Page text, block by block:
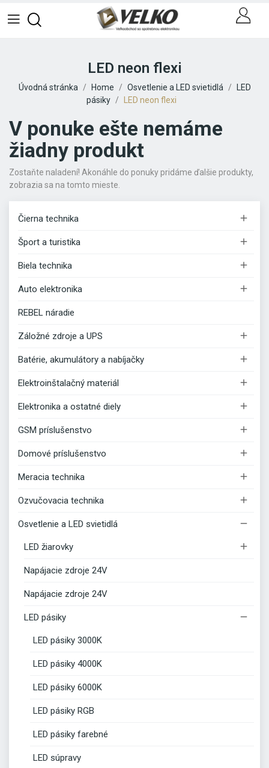
Čierna technika 
Šport a turistika 
Biela technika 
Auto elektronika 
REBEL náradie
Záložné zdroje a UPS 
Batérie, akumulátory a nabíjačky 
Elektroinštalačný materiál 
Elektronika a ostatné diely 
GSM príslušenstvo 
Domové príslušenstvo 
Meracia technika 
Ozvučovacia technika 
Osvetlenie a LED svietidlá 
LED žiarovky 
Napájacie zdroje 24V
Napájacie zdroje 24V
LED pásiky 
LED pásiky 3000K
LED pásiky 4000K
LED pásiky 6000K
LED pásiky RGB
LED pásiky farebné
LED súpravy
LED neon flexi
Úvodná stránka Home Osvetlenie a LED svietidlá
LED
pásiky
LED neon flexi
V ponuke ešte nemáme
žiadny produkt
Zostaňte naladení! Akonáhle do ponuky pridáme ďalšie produkty,
zobrazia sa na tomto mieste.